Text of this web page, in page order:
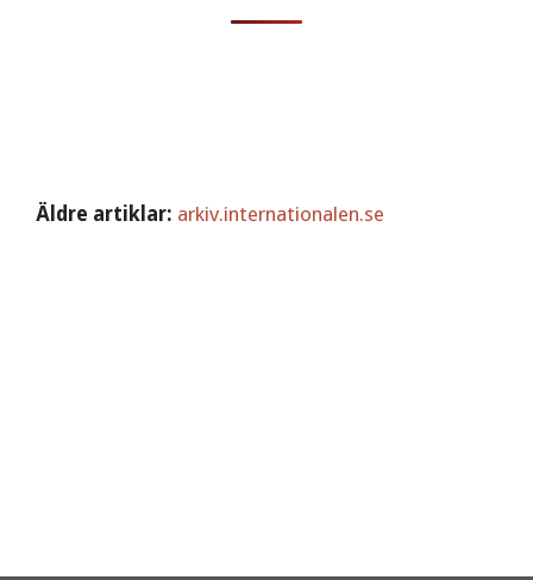
Äldre artiklar: arkiv.internationalen.se